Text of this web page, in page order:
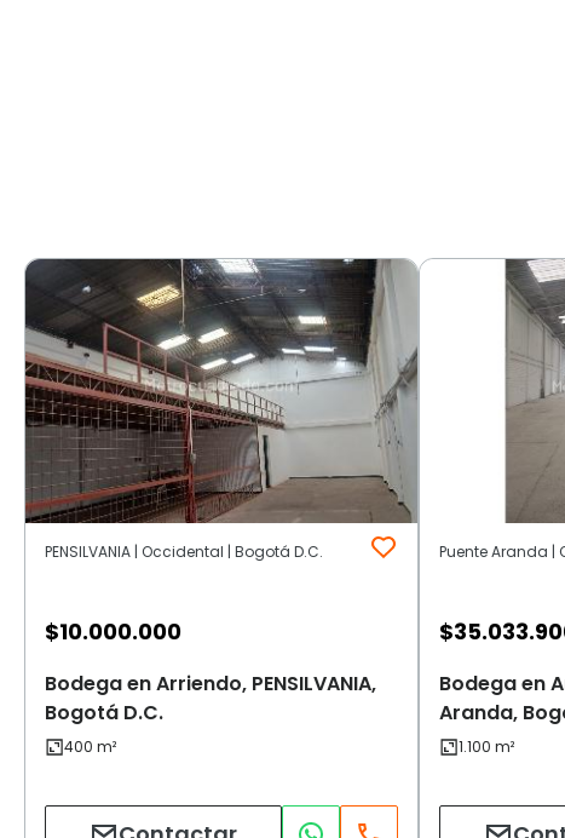
PENSILVANIA | Occidental | Bogotá D.C.
$10.000.000
Bodega en Arriendo, PENSILVANIA,
Bogotá D.C.
Puente Aranda |
$
Bodega en
Aranda,